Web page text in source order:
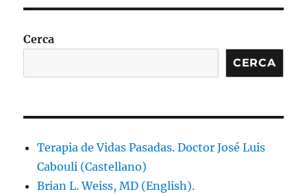
Cerca
CERCA
Terapia de Vidas Pasadas. Doctor José Luis
Cabouli (Castellano)
Brian L. Weiss, MD (English).